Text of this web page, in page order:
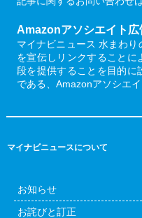
Amazonアソシエイト広
マイナビニュース 水まわ
を宣伝しリンクすることに
段を提供することを目的に
である、Amazonアソシエ
マイナビニュースについて
お知らせ
お詫びと訂正